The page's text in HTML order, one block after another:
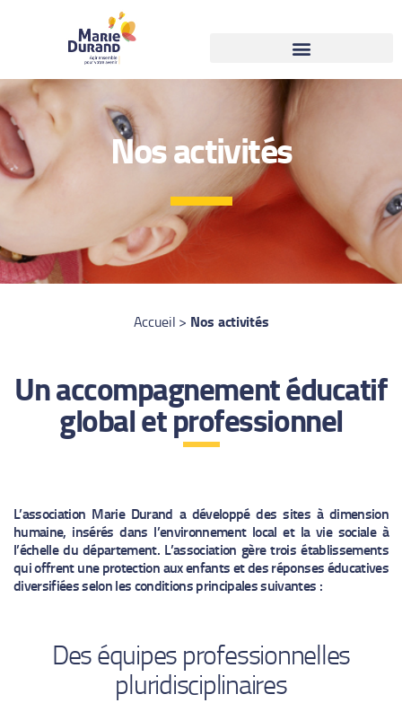
Nos activités
Accueil > Nos activités
Un accompagnement éducatif
global et professionnel
L’association Marie Durand a développé des sites à dimension
humaine, insérés dans l’environnement local et la vie sociale à
l’échelle du département. L’association gère trois établissements
qui offrent une protection aux enfants et des réponses éducatives
diversifiées selon les conditions principales suivantes :
Des équipes professionnelles
pluridisciplinaires